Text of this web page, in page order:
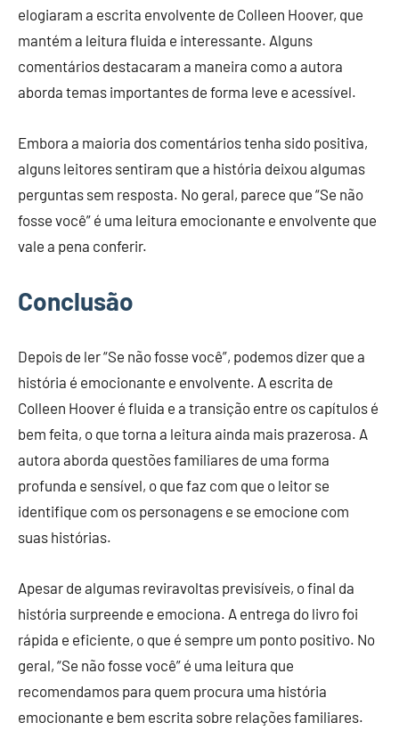
elogiaram a escrita envolvente de Colleen Hoover, que
mantém a leitura fluida e interessante. Alguns
comentários destacaram a maneira como a autora
aborda temas importantes de forma leve e acessível.
Embora a maioria dos comentários tenha sido positiva,
alguns leitores sentiram que a história deixou algumas
perguntas sem resposta. No geral, parece que “Se não
fosse você” é uma leitura emocionante e envolvente que
vale a pena conferir.
Conclusão
Depois de ler “Se não fosse você”, podemos dizer que a
história é emocionante e envolvente. A escrita de
Colleen Hoover é fluida e a transição entre os capítulos é
bem feita, o que torna a leitura ainda mais prazerosa. A
autora aborda questões familiares de uma forma
profunda e sensível, o que faz com que o leitor se
identifique com os personagens e se emocione com
suas histórias.
Apesar de algumas reviravoltas previsíveis, o final da
história surpreende e emociona. A entrega do livro foi
rápida e eficiente, o que é sempre um ponto positivo. No
geral, “Se não fosse você” é uma leitura que
recomendamos para quem procura uma história
emocionante e bem escrita sobre relações familiares.